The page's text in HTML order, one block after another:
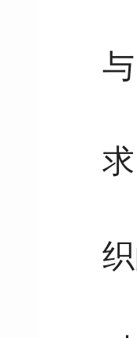
与
求